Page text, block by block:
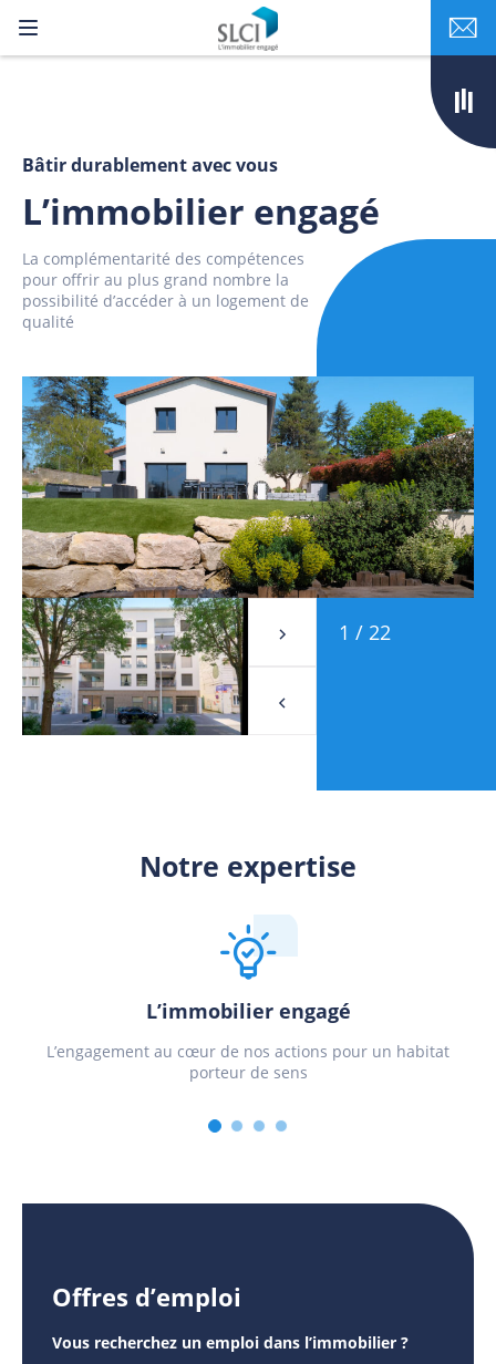
Bâtir durablement avec vous
L’immobilier engagé
La complémentarité des compétences
pour offrir au plus grand nombre la
possibilité d’accéder à un logement de
qualité
1 / 22
Notre expertise
L’immobilier engagé
L’engagement au cœur de nos actions pour un habitat
porteur de sens
Offres d’emploi
Vous recherchez un emploi dans l’immobilier ?